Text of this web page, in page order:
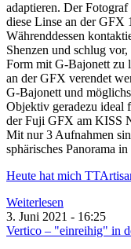
adaptieren. Der
diese Linse an der GFX
Währenddessen
Shenzen und schlug
Form mit G-Bajonett zu
an der GFX verendet
G-Bajonett und
Objektiv geradezu ideal
der Fuji GFX am KISS
Mit nur 3 Aufnahmen
sphärisches Panorama
Heute hat mich
Weiterlesen
3. Juni 2021 - 16:25
Vertico – "einreihig" in